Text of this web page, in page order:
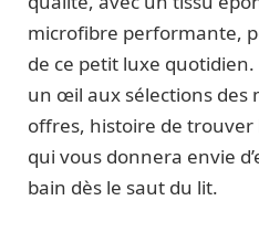
microfibre performante,
de ce petit luxe
un œil aux sélections des
offres, histoire de
qui vous donnera envie
bain dès le saut du lit.